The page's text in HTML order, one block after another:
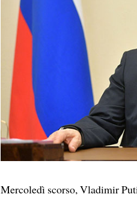
Mercoledì scorso, Vladimir